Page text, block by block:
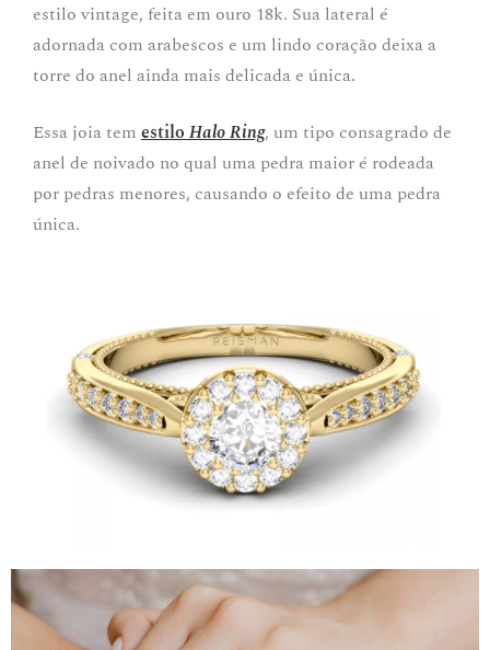
estilo vintage, feita em ouro 18k. Sua lateral é
adornada com arabescos e um lindo coração deixa a
torre do anel ainda mais delicada e única.
Essa joia tem estiloHalo Ring, um tipo consagrado de
anel de noivado no qual uma pedra maior é rodeada
por pedras menores, causando o efeito de uma pedra
única.